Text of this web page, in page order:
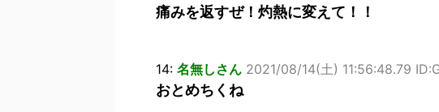
痛みを返すぜ！灼熱に変えて！！
14: 名無しさん 2021/08/14(土) 11:56:48.79
おとめちくね